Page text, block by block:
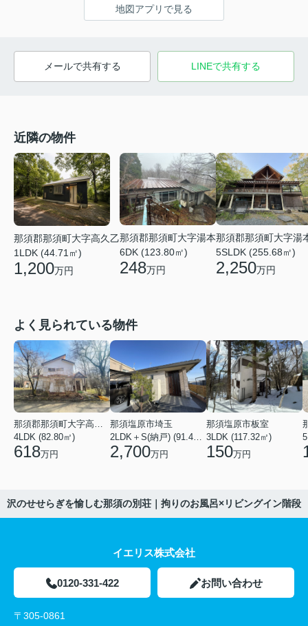
地図アプリで見る
メールで共有する LINEで共有する
近隣の物件
那須郡那須町大字高久乙
1LDK (44.71㎡)
1,200万円
那須郡那須町大字湯本
6DK (123.80㎡)
248万円
那須郡那須町大字湯
5SLDK (255.68㎡)
2,250万円
よく見られている物件
4LDK (82.80㎡)
618万円
那須塩原市埼玉
2,700万円
那須塩原市板室
3LDK (117.32㎡)
150万円
沢のせせらぎを愉しむ那須の別荘｜拘りのお風呂×リビングイン階段
イエリス株式会社
0120-331-422 お問い合わせ
〒305-0861